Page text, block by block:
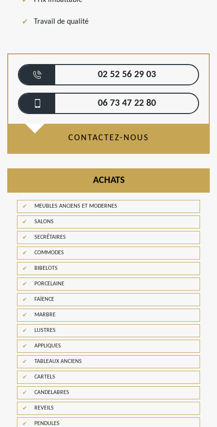
Travail de qualité
02 52 56 29 03
06 73 47 22 80
CONTACTEZ-NOUS
ACHATS
MEUBLES ANCIENS ET MODERNES
SALONS
SECRÉTAIRES
COMMODES
BIBELOTS
PORCELAINE
FAÏENCE
MARBRE
LUSTRES
APPLIQUES
TABLEAUX ANCIENS
CARTELS
CANDELABRES
REVEILS
PENDULES